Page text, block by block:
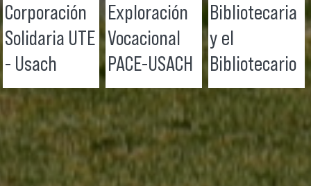
Corporación
Solidaria UTE
- Usach
Exploración
Vocacional
PACE-USACH
Bibliotecaria
y el
Bibliotecario